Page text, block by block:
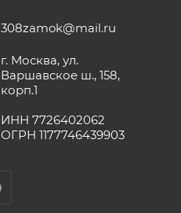
308zamok@mail.ru
г. Москва, ул.
Варшавское ш., 158,
корп.1
ИНН 7726402062
ОГРН 1177746439903